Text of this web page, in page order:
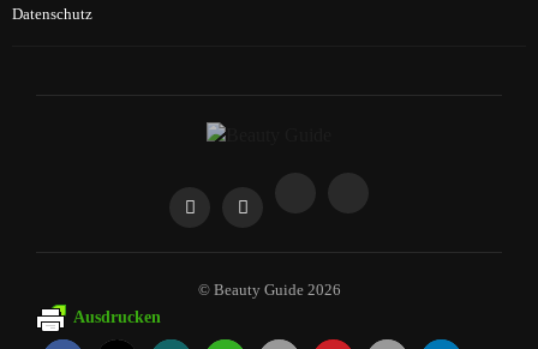
Datenschutz
© Beauty Guide 2026
Ausdrucken